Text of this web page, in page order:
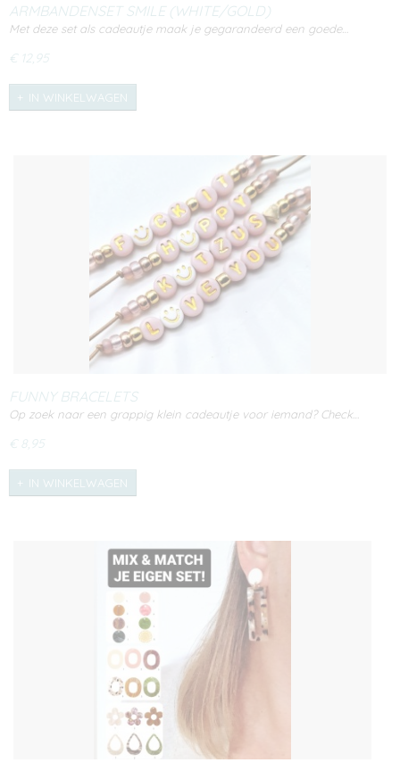
ARMBANDENSET SMILE (WHITE/GOLD)
Met deze set als cadeautje maak je gegarandeerd een goede…
€ 12,95
IN WINKELWAGEN
FUNNY BRACELETS
Op zoek naar een grappig klein cadeautje voor iemand? Check…
€ 8,95
IN WINKELWAGEN